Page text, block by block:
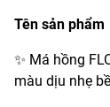
Tên sản phẩm
✨ Má hồng
màu dịu nhẹ